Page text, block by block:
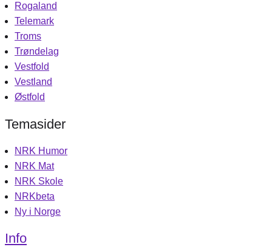
Rogaland
Telemark
Troms
Trøndelag
Vestfold
Vestland
Østfold
Temasider
NRK Humor
NRK Mat
NRK Skole
NRKbeta
Ny i Norge
Info